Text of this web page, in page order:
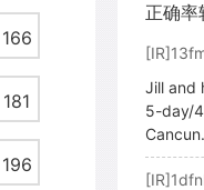
166
181
196
正确率
Jill and
5-day/